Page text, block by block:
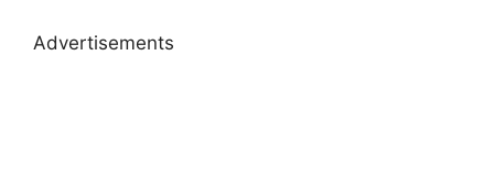
Advertisements